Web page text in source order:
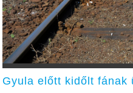
Gyula előtt kidőlt fának